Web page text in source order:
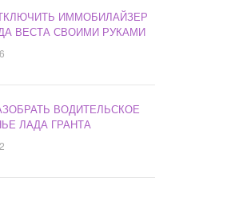
ИММОБИЛАЙЗЕР
ВЕСТА СВОИМИ РУКАМИ
ВОДИТЕЛЬСКОЕ
ЛАДА ГРАНТА